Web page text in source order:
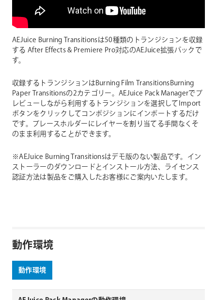
AEJuice Burning Transitionsは50種類のトランジションを収録
する After Effects & Premiere Pro対応のAEJuice拡張パックで
す。
収録するトランジションはBurning Film TransitionsBurning
Paper Transitionsの2カテゴリー。AEJuice Pack Managerでプ
レビューしながら利用するトランジションを選択してImport
ボタンをクリックしてコンポジションにインポートするだけ
です。プレースホルダーにレイヤーを割り当てる手間なくそ
のまま利用することができます。
※AEJuice Burning Transitionsはデモ版のない製品です。イン
ストーラーのダウンロードとインストール方法、ライセンス
認証方法は製品をご購入したお客様にご案内いたします。
動作環境
動作環境